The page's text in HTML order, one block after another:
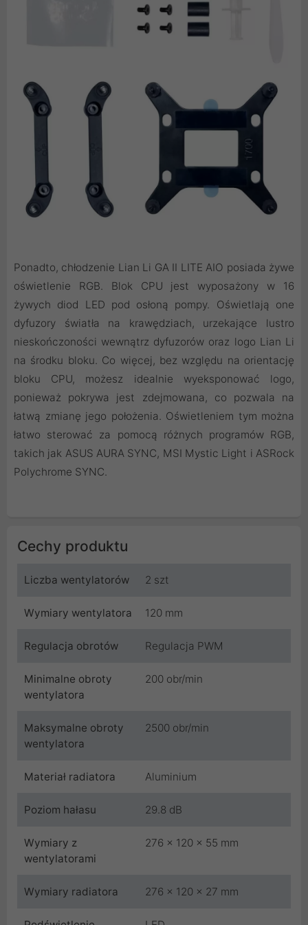
Ponadto, chłodzenie Lian Li GA II LITE AIO posiada żywe
oświetlenie RGB. Blok CPU jest wyposażony w 16
żywych diod LED pod osłoną pompy. Oświetlają one
dyfuzory światła na krawędziach, urzekające lustro
nieskończoności wewnątrz dyfuzorów oraz logo Lian Li
na środku bloku. Co więcej, bez względu na orientację
bloku CPU, możesz idealnie wyeksponować logo,
ponieważ pokrywa jest zdejmowana, co pozwala na
łatwą zmianę jego położenia. Oświetleniem tym można
łatwo sterować za pomocą różnych programów RGB,
takich jak ASUS AURA SYNC, MSI Mystic Light i ASRock
Polychrome SYNC.
Cechy produktu
Liczba wentylatorów 2 szt
Wymiary wentylatora 120 mm
Regulacja obrotów Regulacja PWM
Minimalne obroty
wentylatora
200 obr/min
Maksymalne obroty
wentylatora
2500 obr/min
Materiał radiatora Aluminium
Poziom hałasu 29.8 dB
Wymiary z
wentylatorami
276 x 120 x 55 mm
Wymiary radiatora 276 x 120 x 27 mm